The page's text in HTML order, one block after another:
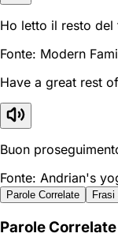
Ho letto il resto del
Fonte: Modern
Have a great rest
Buon
Fonte: Andrian's
Parole Correlate
Parole Correlate